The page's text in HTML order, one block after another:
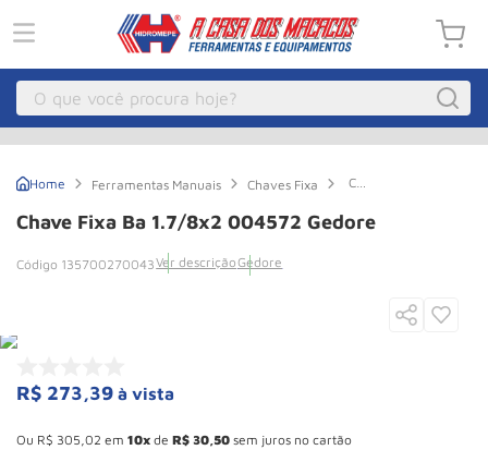
O que você procura hoje?
Ferramentas Manuais Chaves Fixa
Chave
Ba
1.7/8x2
Chave Fixa Ba 1.7/8x2 004572 Gedore
135700270043Ver descriçãoGedore
R$ 273,39 à vista
Ou R$ 305 02 em 10 de R$ 30 50 sem juros no cartão
º Macaco Hidraulico
4º Guincho
7 Macaco